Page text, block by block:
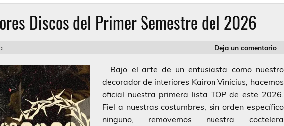
Discos del Primer Semestre del 2026
Deja un comentario
Bajo el arte de un entusiasta como nuestro
decorador de interiores Kairon Vinicius, hacemos
oficial nuestra primera lista TOP de este 2026.
Fiel a nuestras costumbres, sin orden específico
ninguno, removemos nuestra coctelera